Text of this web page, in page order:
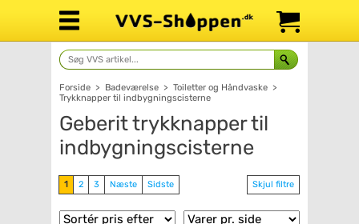
Forside > Badeværelse > Toiletter og Håndvaske >
Trykknapper til indbygningscisterne
Geberit trykknapper til
indbygningscisterne
1 2 3 Næste Sidste Skjul filtre